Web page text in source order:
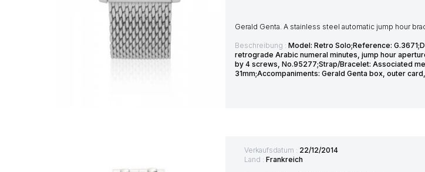
Gerald Genta. A stainless steel automatic jump hour
Beschreibung : Model: Retro Solo;Reference:
retrograde Arabic numeral minutes, jump hour
by 4 screws, No.95277;Strap/Bracelet: Associated
31mm;Accompaniments: Gerald Genta box, outer
Verkaufsdatum : 22/12/2014
Land : Frankreich